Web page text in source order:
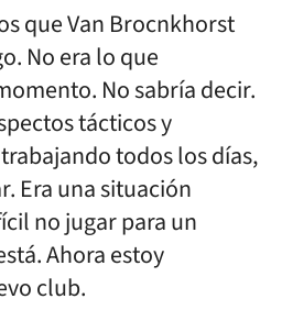
que Van Brocnkhorst
No era lo que
No sabría decir.
tácticos y
todos los días,
Era una situación
no jugar para un
Ahora estoy
club.